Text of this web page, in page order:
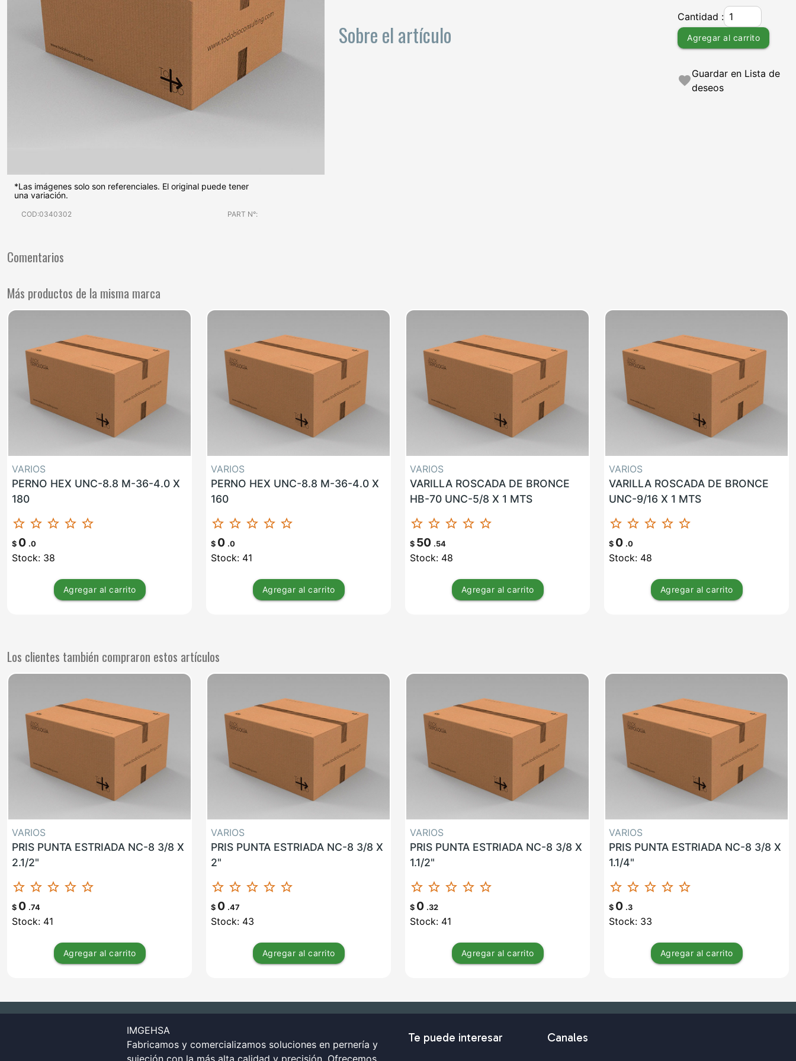
*Las imágenes solo son referenciales. El original puede tener
una variación.
COD:0340302 PART N°:
Sobre el artículo
Cantidad :
Agregar al carrito
favoriteGuardar en Lista de
deseos
Comentarios
Más productos de la misma marca
VARIOS
PERNO HEX UNC-8.8 M-36-4.0 X
180
star_border star_border star_border star_border star_border
$ 0 .0
Stock: 38
Agregar al carrito
VARIOS
PERNO HEX UNC-8.8 M-36-4.0 X
160
star_border star_border star_border star_border star_border
$ 0 .0
Stock: 41
Agregar al carrito
VARIOS
VARILLA ROSCADA DE BRONCE
HB-70 UNC-5/8 X 1 MTS
star_border star_border star_border star_border star_border
$ 50 .54
Stock: 48
Agregar al carrito
VARIOS
VARILLA ROSCADA DE BRONCE
UNC-9/16 X 1 MTS
star_border star_border star_border star_border star_border
$ 0 .0
Stock: 48
Agregar al carrito
Los clientes también compraron estos artículos
VARIOS
PRIS PUNTA ESTRIADA NC-8 3/8 X
2.1/2"
star_border star_border star_border star_border star_border
$ 0 .74
Stock: 41
Agregar al carrito
VARIOS
PRIS PUNTA ESTRIADA NC-8 3/8 X
2"
star_border star_border star_border star_border star_border
$ 0 .47
Stock: 43
Agregar al carrito
VARIOS
PRIS PUNTA ESTRIADA NC-8 3/8 X
1.1/2"
star_border star_border star_border star_border star_border
$ 0 .32
Stock: 41
Agregar al carrito
VARIOS
PRIS PUNTA ESTRIADA NC-8 3/8 X
1.1/4"
star_border star_border star_border star_border star_border
$ 0 .3
Stock: 33
Agregar al carrito
IMGEHSA
Fabricamos y comercializamos soluciones en pernería y
Te puede interesar Canales